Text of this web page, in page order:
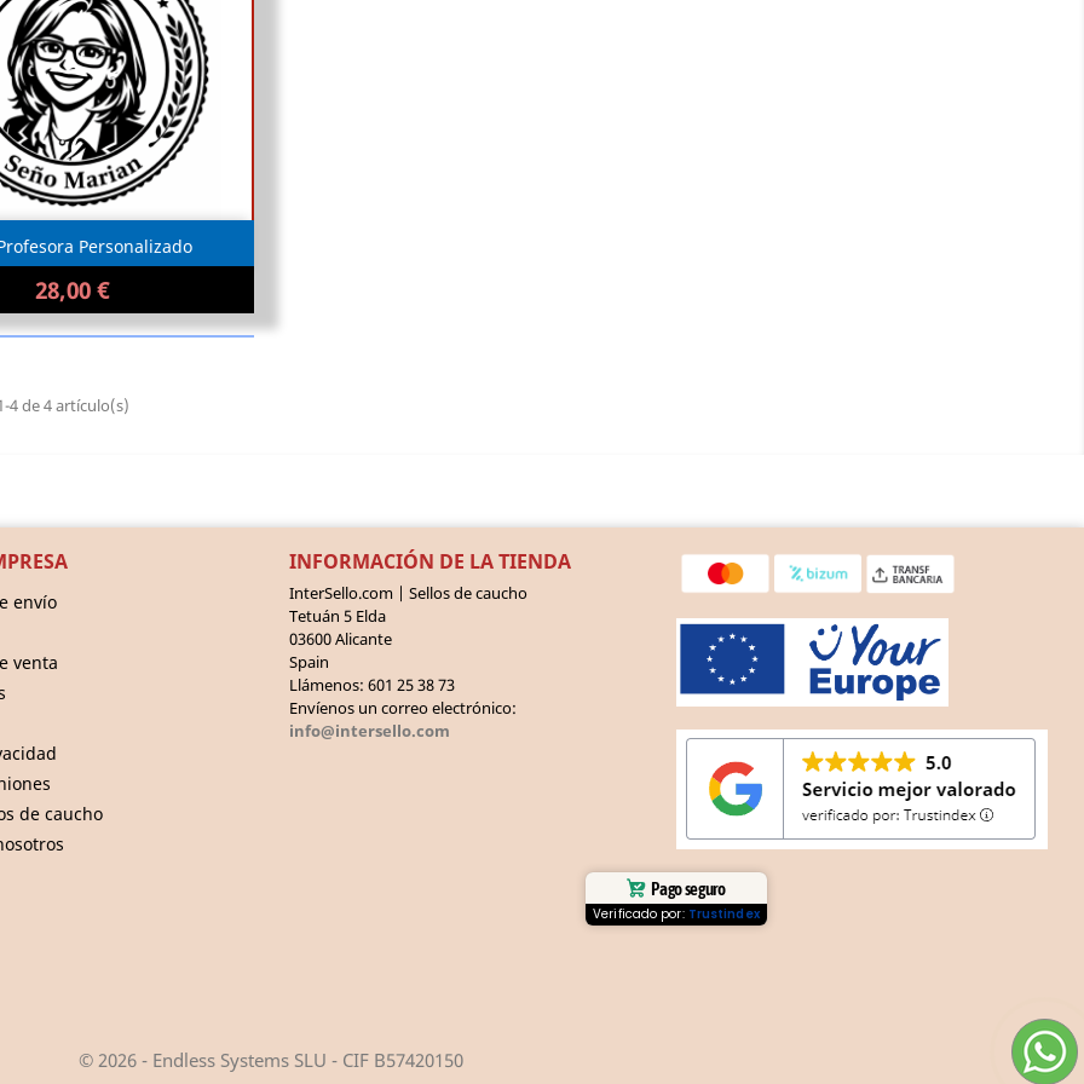
Personalizado
28,00 €
Me interesa
4 de 4 artículo(s)
envío
venta
de caucho
INFORMACIÓN DE LA TIENDA
InterSello.com | Sellos de caucho
Tetuán 5 Elda
03600 Alicante
Spain
Llámenos: 601 25 38 73
Envíenos un correo electrónico:
info@intersello.com
Pago seguro
Verificado por: Trustindex
© 2026 - Endless Systems SLU - CIF B57420150